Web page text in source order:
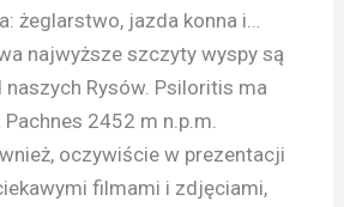
żeglarstwo, jazda konna i…
najwyższe szczyty wyspy są
Rysów. Psiloritis ma
2452 m n.p.m.
oczywiście w prezentacji
filmami i zdjęciami,